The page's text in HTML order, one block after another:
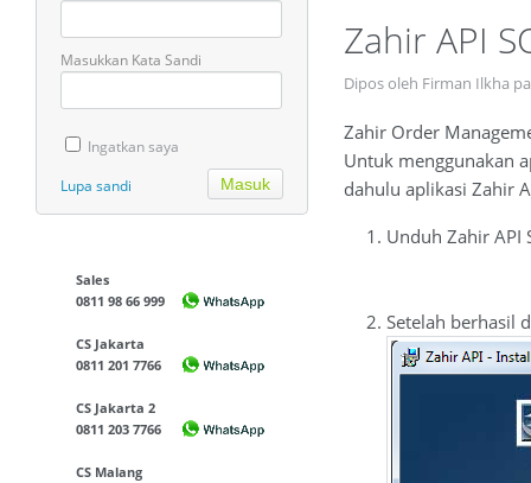
Masukkan Kata Sandi
Ingatkan saya
Lupa sandi
Sales
0811 98 66 999
CS Jakarta
0811 201 7766
CS Jakarta 2
0811 203 7766
CS Malang
Zahir API
Dipos oleh Firman Ilkha
Zahir Order
Untuk menggunakan
dahulu aplikasi Zahir
Unduh Zahir
Setelah berhasil